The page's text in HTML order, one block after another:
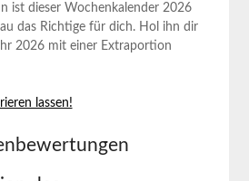
⁤ist⁤ dieser Wochenkalender 2026
das Richtige für dich. Hol ihn dir
2026 mit einer Extraportion
lassen!